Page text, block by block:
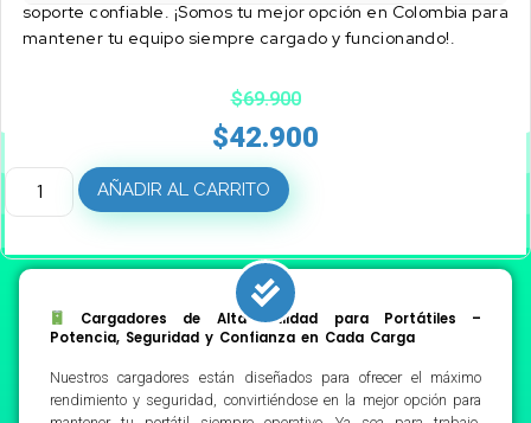
soporte confiable. ¡Somos tu mejor opción en Colombia para
mantener tu equipo siempre cargado y funcionando!.
$69.900
$42.900
AÑADIR AL CARRITO
Cargadores de Alta Calidad para Portátiles –
Potencia, Seguridad y Confianza en Cada Carga
Nuestros cargadores están diseñados para ofrecer el máximo
rendimiento y seguridad, convirtiéndose en la mejor opción para